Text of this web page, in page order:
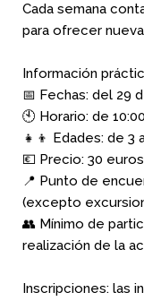
Cada semana
para ofrecer
Información
📅 Fechas: del 29
🕙 Horario: de
👧👦 Edades: de 3
💶 Precio: 30
📍 Punto de
(excepto
👥 Mínimo de
realización de la
Inscripciones: las